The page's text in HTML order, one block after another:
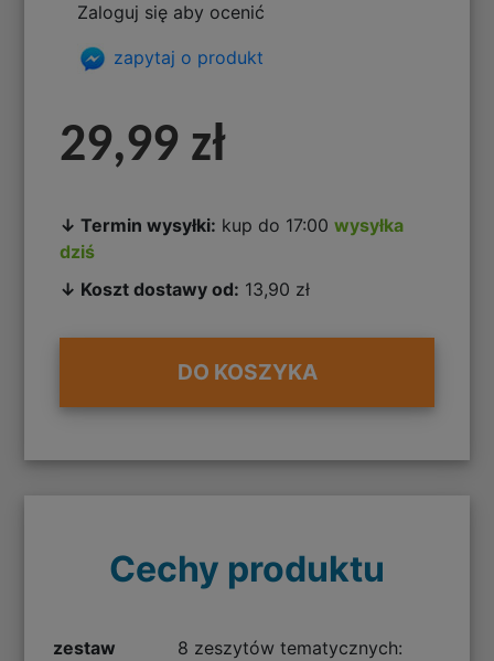
Zaloguj się aby ocenić
zapytaj o produkt
29,99 zł
↓ Termin wysyłki: kup do 17:00wysyłka
dziś
↓ Koszt dostawy od: 13,90 zł
DO KOSZYKA
Cechy produktu
zestaw
8 zeszytów tematycznych: